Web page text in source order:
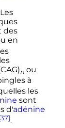
des
en
nou
à
les
sont
d'adénine
.